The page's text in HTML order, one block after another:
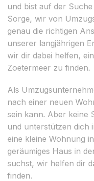
und bist auf der
Sorge, wir von
genau die richtigen
unserer langjährigen
wir dir dabei helfen,
Zoetermeer zu finden.
Als
nach einer neuen
sein kann. Aber keine
und unterstützen dich
eine kleine Wohnung
geräumiges Haus in
suchst, wir helfen dir
finden.